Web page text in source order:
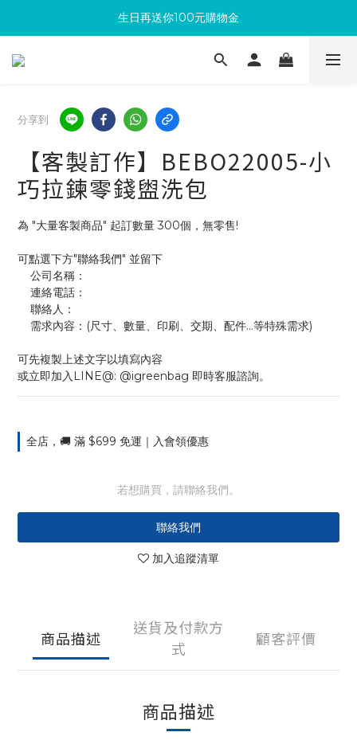
滿300回饋10%購物金
生日再送你100元購物金
加入成為新會員 馬上領取50元購物金
分享到
【客製訂作】BEBO22005-小
巧拉鍊零錢盥洗包
為 "大量客製商品" 起訂數量 300個，無零售!
可點選下方"聯絡我們" 並留下
    公司名稱：
    連絡電話：
    聯絡人：
    需求內容：(尺寸、數量、印刷、交期、配件...等特殊需求)
可先複製上述文字以填寫內容
或立即加入LINE@: @igreenbag 即時客服諮詢。
全店，🚚 滿 $699 免運｜入會領優惠
若想購買，請聯絡我們。
聯絡我們
加入追蹤清單
商品描述
送貨及付款方
式
顧客評價
商品描述